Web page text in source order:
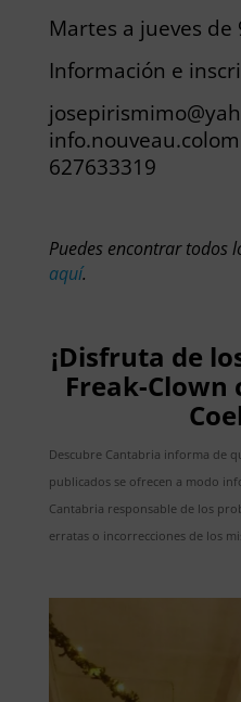
Martes a jueves de
Información e
627633319
Puedes encontrar todos
aquí.
¡Disfruta de
Freak-Clown
Descubre Cantabria informa de
publicados se ofrecen a modo
Cantabria responsable de los
erratas o incorrecciones de los